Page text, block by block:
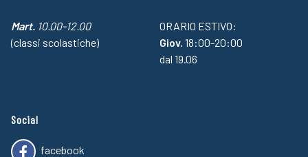
Mart. 10.00-12.00
(classi scolastiche)
ORARIO ESTIVO:
Giov. 18:00-20:00
dal 19.06
Social
facebook